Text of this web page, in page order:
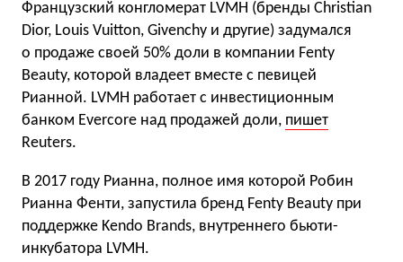
Французский конгломерат LVMH (бренды Christian
Dior, Louis Vuitton, Givenchy и другие) задумался
о продаже своей 50% доли в компании Fenty
Beauty, которой владеет вместе с певицей
Рианной. LVMH работает с инвестиционным
банком Evercore над продажей доли, пишет
Reuters.
В 2017 году Рианна, полное имя которой Робин
Рианна Фенти, запустила бренд Fenty Beauty при
поддержке Kendo Brands, внутреннего бьюти-
инкубатора LVMH.